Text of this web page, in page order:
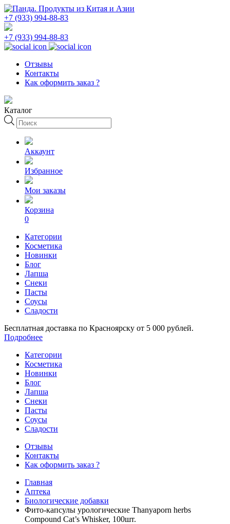
+7 (933) 994-88-83
+7 (933) 994-88-83
Отзывы
Контакты
Как оформить заказ ?
Каталог
Поиск
товаров
Аккаунт
Избранное
Мои заказы
Корзина
0
Категории
Косметика
Новинки
Блог
Лапша
Снеки
Пасты
Соусы
Сладости
Бесплатная доставка по Красноярску от 5 000 рублей.
Подробнее
Категории
Косметика
Новинки
Блог
Лапша
Снеки
Пасты
Соусы
Сладости
Отзывы
Контакты
Как оформить заказ ?
Главная
Аптека
Биологические добавки
Фито-капсулы урологические Thanyaporn herbs
Compound Cat’s Whisker, 100шт.